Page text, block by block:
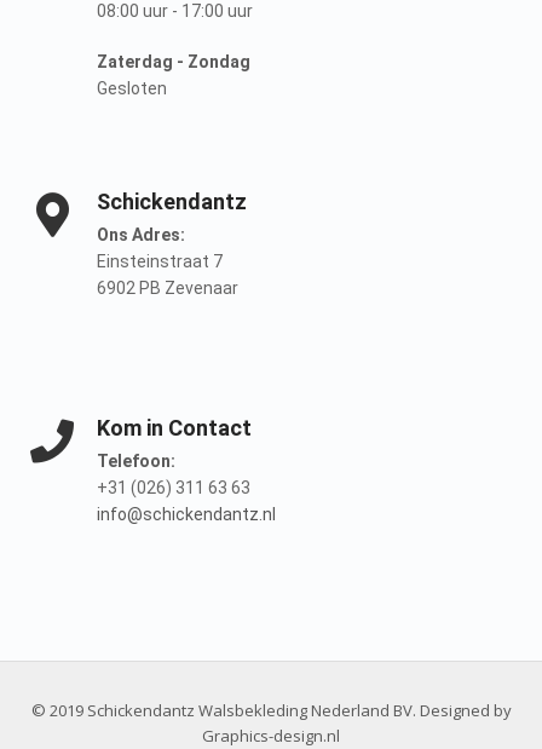
08:00 uur - 17:00 uur
Zaterdag - Zondag
Gesloten
Schickendantz
Ons Adres:
Einsteinstraat 7
6902 PB Zevenaar
Kom in Contact
Telefoon:
+31 (026) 311 63 63
info@schickendantz.nl
© 2019 Schickendantz Walsbekleding Nederland BV. Designed by
Graphics-design.nl